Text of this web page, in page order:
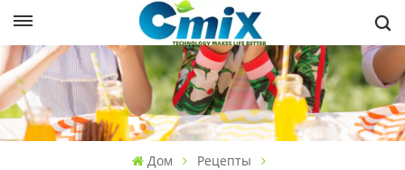
Дом
Рецепты